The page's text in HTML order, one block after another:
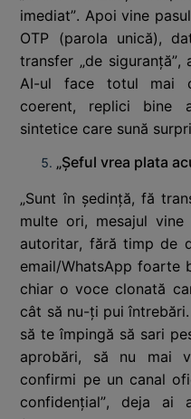
imediat”. Apoi vine
OTP (parola unică),
transfer „de
AI-ul face totul mai
coerent, replici bine
sintetice care sună
„Șeful vrea plata
„Sunt în ședință, fă
multe ori, mesajul
autoritar, fără timp de
email/WhatsApp foarte
chiar o voce clonată
cât să nu-ți pui
să te împingă să sari
aprobări, să nu mai
confirmi pe un canal
confidențial”, deja ai